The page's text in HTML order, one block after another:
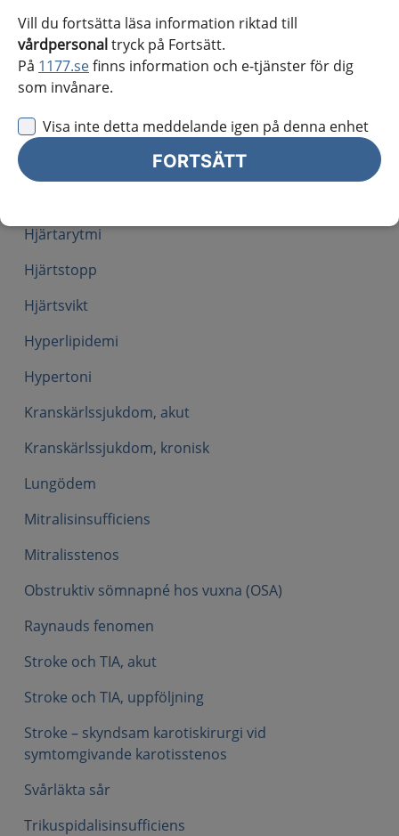
Vill du fortsätta läsa information riktad till
vårdpersonaltryck på Fortsätt.
På 1177.sefinns information och e-tjänster för dig
som invånare.
Visa inte detta meddelande igen på denna enhet
FORTSÄTT
Blåsljud hos barn
Bröstsmärta och hjärtklappning hos barn
Bukaortaaneurysm
Djup ventrombos
Hjärtarytmi
Hjärtstopp
Hjärtsvikt
Hyperlipidemi
Hypertoni
Kranskärlssjukdom, akut
Kranskärlssjukdom, kronisk
Lungödem
Mitralisinsufficiens
Mitralisstenos
Obstruktiv sömnapné hos vuxna (OSA)
Raynauds fenomen
Stroke och TIA, akut
Stroke och TIA, uppföljning
Stroke – skyndsam karotiskirurgi vid
symtomgivande karotisstenos
Svårläkta sår
Trikuspidalisinsufficiens